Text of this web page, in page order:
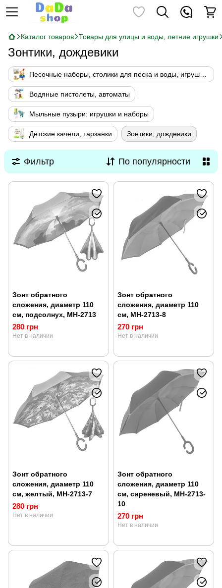
Каталог товаров Товары для улицы и воды, летние игрушки
Зонтики, дождевики
Водяные пистолеты, автоматы
Мыльные пузыри: игрушки и наборы
Детские качели, тарзанки Зонтики, дождевики
Фильтр По популярности
Зонт обратного
сложения, диаметр 110
см, подсолнух, MH-2713
280 грн
Нет в наличии
Зонт обратного
сложения, диаметр 110
см, MH-2713-8
270 грн
Нет в наличии
Зонт обратного
сложения, диаметр 110
см, желтый, MH-2713-7
280 грн
Нет в наличии
Зонт обратного
сложения, диаметр 110
см, сиреневый, MH-2713-
10
270 грн
Нет в наличии